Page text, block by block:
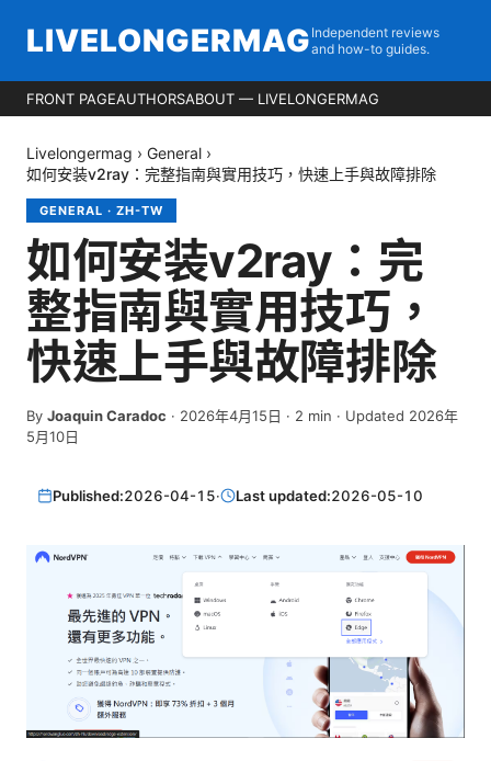
LIVELONGERMAG Independent reviews
and how-to guides.
FRONT PAGEAUTHORSABOUT — LIVELONGERMAG
Livelongermag › General ›
如何安装v2ray：完整指南與實用技巧，快速上手與故障排除
GENERAL · ZH-TW
如何安装v2ray：完
整指南與實用技巧，
快速上手與故障排除
By Joaquin Caradoc · 2026年4月15日 · 2 min · Updated 2026年
5月10日
Published:2026-04-15· Last updated:2026-05-10